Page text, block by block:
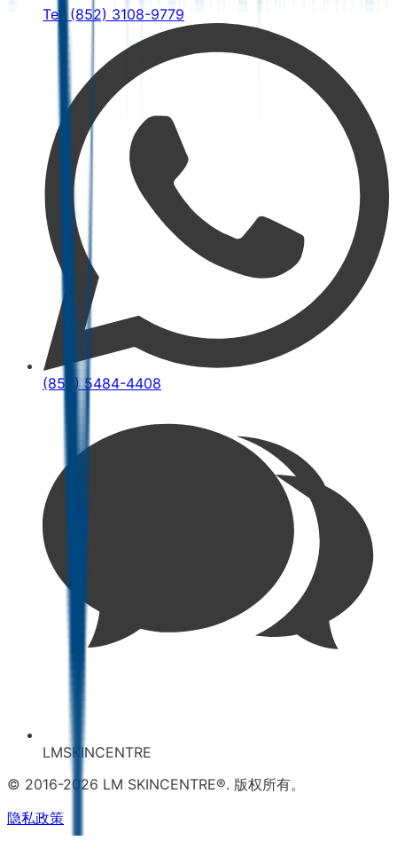
Tel: (852) 3108-9779
(852) 5484-4408
LMSKINCENTRE
© 2016-2026 LM SKINCENTRE®. 版权所有。
隐私政策